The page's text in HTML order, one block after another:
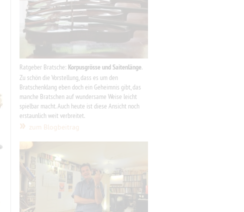
Ratgeber Bratsche: Korpusgrösse und Saitenlänge.
Zu schön die Vorstellung, dass es um den
Bratschenklang eben doch ein Geheimnis gibt, das
manche Bratschen auf wundersame Weise leicht
spielbar macht. Auch heute ist diese Ansicht noch
erstaunlich weit verbreitet.
» zum Blogbeitrag